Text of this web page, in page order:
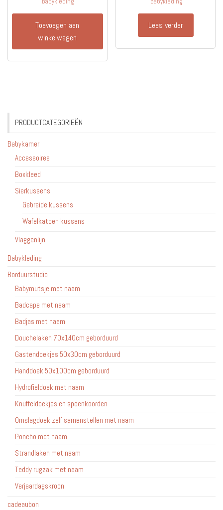
Toevoegen aan
winkelwagen
Lees verder
PRODUCTCATEGORIEËN
Babykamer
Accessoires
Boxkleed
Sierkussens
Gebreide kussens
Wafelkatoen kussens
Vlaggenlijn
Babykleding
Borduurstudio
Babymutsje met naam
Badcape met naam
Badjas met naam
Douchelaken 70x140cm geborduurd
Gastendoekjes 50x30cm geborduurd
Handdoek 50x100cm geborduurd
Hydrofieldoek met naam
Knuffeldoekjes en speenkoorden
Omslagdoek zelf samenstellen met naam
Poncho met naam
Strandlaken met naam
Teddy rugzak met naam
Verjaardagskroon
cadeaubon